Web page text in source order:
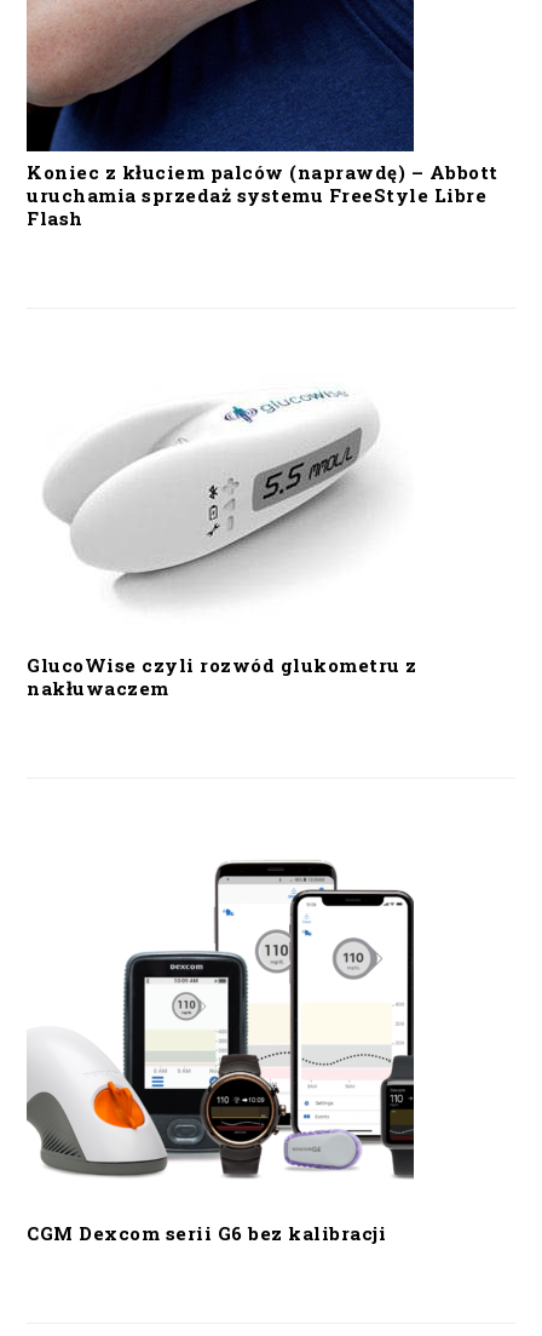
Koniec z kłuciem palców (naprawdę) – Abbott
uruchamia sprzedaż systemu FreeStyle Libre
Flash
GlucoWise czyli rozwód glukometru z
nakłuwaczem
CGM Dexcom serii G6 bez kalibracji